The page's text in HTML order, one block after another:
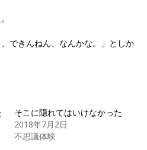
できんねん、なんかな。」としか
そこに隠れてはいけなかった
2018年7月2日
不思議体験